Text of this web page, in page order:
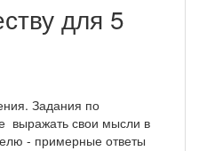
для 5
Задания по
выражать свои мысли в
- примерные ответы